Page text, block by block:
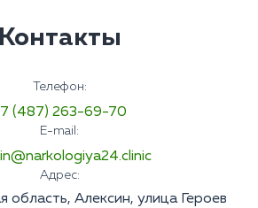
Контакты
Телефон:
(487) 263-69-70
E-mail:
Адрес:
область, Алексин, улица Героев